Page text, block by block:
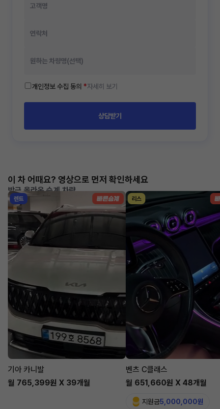
개인정보 수집 동의 *자세히 보기
상담받기
이 차 어때요? 영상으로 먼저 확인하세요
방금 올라온 승계 차량
렌트
기아 카니발
월 765,399원 X 39개월
리스
벤츠 C클래스
월 651,660원 X 48개월
지원금5,000,000원